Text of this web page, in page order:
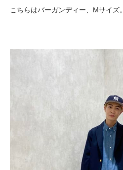
こちらはバーガンディー、Mサイズ。